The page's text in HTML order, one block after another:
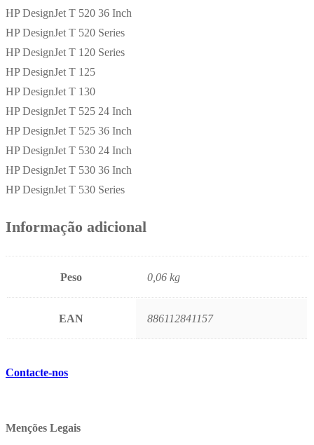
HP DesignJet T 520 36 Inch
HP DesignJet T 520 Series
HP DesignJet T 120 Series
HP DesignJet T 125
HP DesignJet T 130
HP DesignJet T 525 24 Inch
HP DesignJet T 525 36 Inch
HP DesignJet T 530 24 Inch
HP DesignJet T 530 36 Inch
HP DesignJet T 530 Series
Informação adicional
Peso 0,06 kg
EAN 886112841157
Contacte-nos
Menções Legais